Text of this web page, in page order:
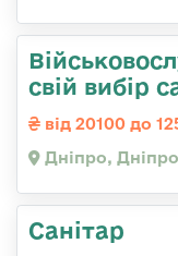
свій вибір
від 20100 до
Дніпро,
Санітар